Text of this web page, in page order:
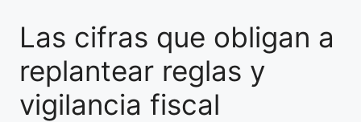
Las cifras que obligan a
replantear reglas y
vigilancia fiscal